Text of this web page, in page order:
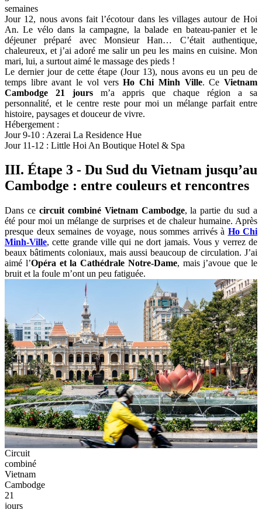
semaines
Jour 12, nous avons fait l’écotour dans les villages autour de Hoi
An. Le vélo dans la campagne, la balade en bateau-panier et le
déjeuner préparé avec Monsieur Han… C’était authentique,
chaleureux, et j’ai adoré me salir un peu les mains en cuisine. Mon
mari, lui, a surtout aimé le massage des pieds !
Le dernier jour de cette étape (Jour 13), nous avons eu un peu de
temps libre avant le vol versHo Chi Minh Ville. CeVietnam
Cambodge 21 jours m’a appris que chaque région a sa
personnalité, et le centre reste pour moi un mélange parfait entre
histoire, paysages et douceur de vivre.
Hébergement :
Jour 9-10 : Azerai La Residence Hue
Jour 11-12 : Little Hoi An Boutique Hotel & Spa
III. Étape 3 - Du Sud du Vietnam jusqu’au
Cambodge : entre couleurs et rencontres
Dans ce circuit combiné Vietnam Cambodge, la partie du sud a
été pour moi un mélange de surprises et de chaleur humaine. Après
presque deux semaines de voyage, nous sommes arrivés à Ho Chi
Minh-Ville, cette grande ville qui ne dort jamais. Vous y verrez de
beaux bâtiments coloniaux, mais aussi beaucoup de circulation. J’ai
aimé l’Opéra et la Cathédrale Notre-Dame, mais j’avoue que le
bruit et la foule m’ont un peu fatiguée.
Circuit
combiné
Vietnam
Cambodge
21
jours